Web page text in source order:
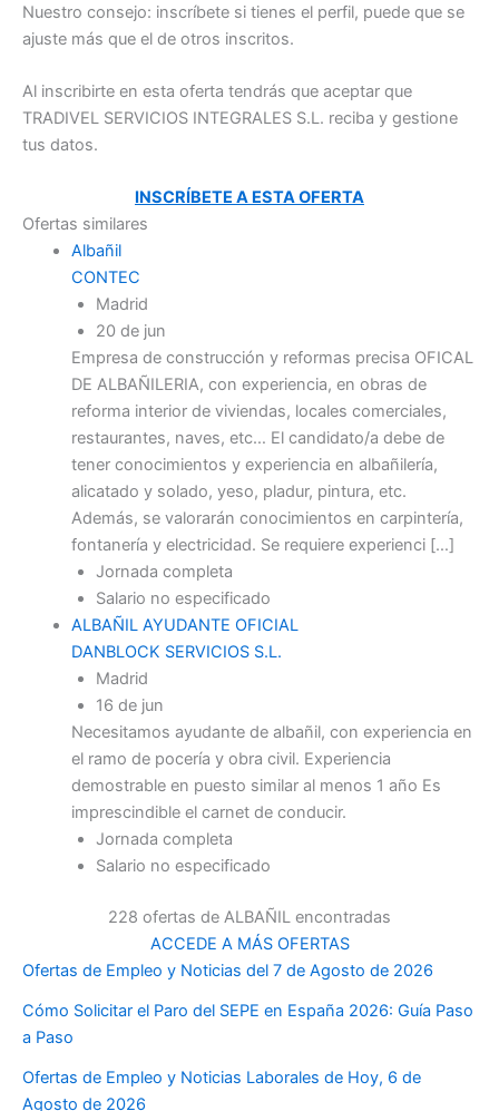
Nuestro consejo: inscríbete si tienes el perfil, puede que se
ajuste más que el de otros inscritos.
Al inscribirte en esta oferta tendrás que aceptar que
TRADIVEL SERVICIOS INTEGRALES S.L. reciba y gestione
tus datos.
INSCRÍBETE A ESTA OFERTA
Ofertas similares
Albañil
CONTEC
Madrid
20 de jun
Empresa de construcción y reformas precisa OFICAL
DE ALBAÑILERIA, con experiencia, en obras de
reforma interior de viviendas, locales comerciales,
restaurantes, naves, etc… El candidato/a debe de
tener conocimientos y experiencia en albañilería,
alicatado y solado, yeso, pladur, pintura, etc.
Además, se valorarán conocimientos en carpintería,
fontanería y electricidad. Se requiere experienci […]
Jornada completa
Salario no especificado
ALBAÑIL AYUDANTE OFICIAL
DANBLOCK SERVICIOS S.L.
Madrid
16 de jun
Necesitamos ayudante de albañil, con experiencia en
el ramo de pocería y obra civil. Experiencia
demostrable en puesto similar al menos 1 año Es
imprescindible el carnet de conducir.
Jornada completa
Salario no especificado
228 ofertas de ALBAÑIL encontradas
ACCEDE A MÁS OFERTAS
Ofertas de Empleo y Noticias del 7 de Agosto de 2026
Cómo Solicitar el Paro del SEPE en España 2026: Guía Paso
a Paso
Ofertas de Empleo y Noticias Laborales de Hoy, 6 de
Agosto de 2026